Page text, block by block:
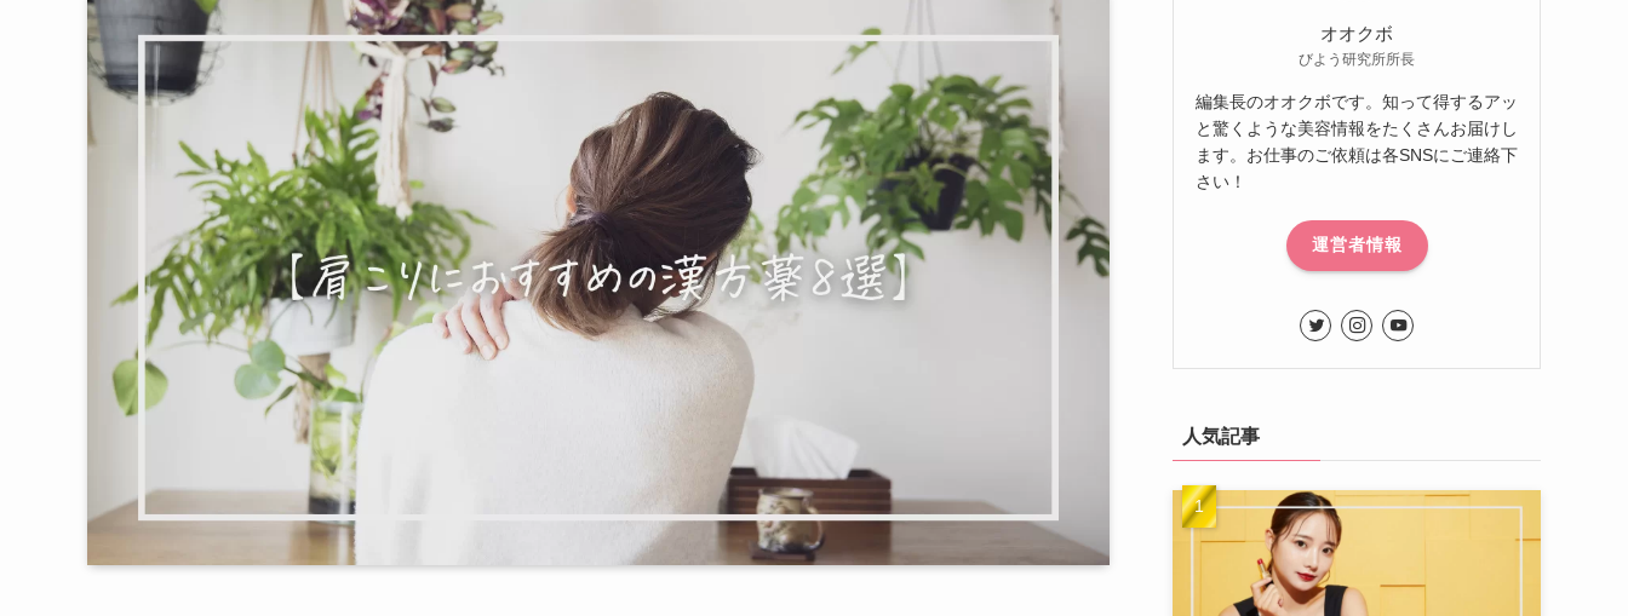
オオクボ
びよう研究所所長
編集長のオオクボです。知って得するアッ
と驚くような美容情報をたくさんお届けし
ます。お仕事のご依頼は各SNSにご連絡下
さい！
運営者情報
人気記事